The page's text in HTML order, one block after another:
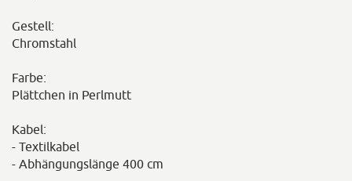
Gestell:
Chromstahl
Farbe:
Plättchen in Perlmutt
Kabel:
- Textilkabel
- Abhängungslänge 400 cm